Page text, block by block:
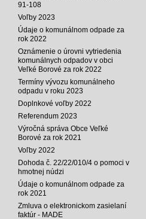
91-108
Voľby 2023
Údaje o komunálnom odpade za
rok 2022
Oznámenie o úrovni vytriedenia
komunálnych odpadov v obci
Veľké Borové za rok 2022
Termíny vývozu komunálneho
odpadu v roku 2023
Doplnkové voľby 2022
Referendum 2023
Výročná správa Obce Veľké
Borové za rok 2021
Voľby 2022
Dohoda č. 22/22/010/4 o pomoci v
hmotnej núdzi
Údaje o komunálnom odpade za
rok 2021
Zmluva o elektronickom zasielaní
faktúr - MADE